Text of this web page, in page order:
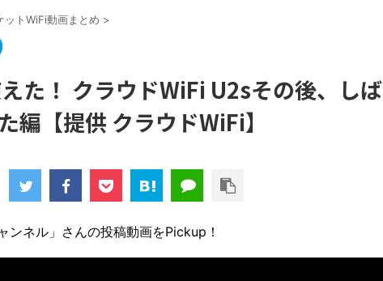
特別招待ページから楽天モバイ...
ットWiFi動画まとめ >
た！ クラウドWiFi U2sその後、しば
編【提供 クラウドWiFi】
ンネル」さんの投稿動画をPickup！